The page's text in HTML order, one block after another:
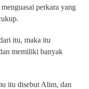
perkara yang
itu, maka itu
memiliki banyak
itu disebut Alim, dan